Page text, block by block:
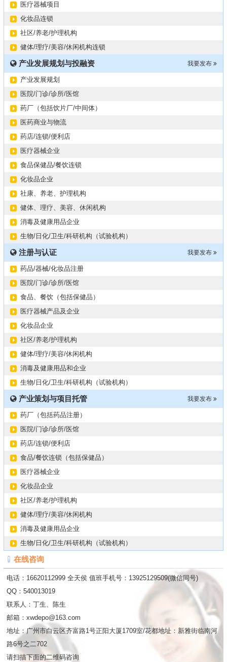
医疗器械项目
化妆品连锁
社区/养老/护理机构
健体/理疗/美容/休闲机构连锁
我要发布
产业发展规划与投融资
产业发展规划
医院/门诊/诊所/医馆
药厂（包括饮片厂/中间体）
医药商业与物流
药店/连锁/便利店
医疗器械企业
食品保健品/餐饮连锁
化妆品企业
社康、养老、护理机构
健体、理疗、美容、休闲机构
消毒及健康用品企业
生物/日化/卫生/科研机构（试验机构）
我要发布
注册与认证
药品/器械/化妆品注册
医院/门诊/诊所/医馆
食品、餐饮（包括保健品）
医疗器械产品及企业
化妆品企业
社区/养老/护理机构
健体/理疗/美容/休闲机构
消毒及健康用品和企业
生物/日化/卫生/科研机构（试验机构）
我要发布
产业策划与项目托管
药厂（包括药品注册）
医院/门诊/诊所/医馆
药店/连锁/便利店
食品/餐饮连锁（包括保健品）
医疗器械企业
化妆品企业
社区/养老/护理机构
健体/理疗/美容/休闲机构
消毒及健康用品企业
生物/日化/卫生/科研机构（试验机构）
在线咨询
电话：16620112999 全天侯 值班手机号：13925129509(微信同号)
QQ：540013019
联系人：丁生、陈生
邮箱：xwdepo@163.com
地址：广州市白云区齐富路1号正阳大厦1709室/花都地址：新雅街临南河
路6号之二702
请扫描下面的二维码咨询